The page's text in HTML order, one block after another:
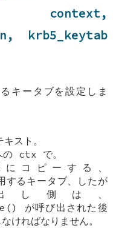
context,
krb5_keytab
キータブを設定しま
スト。
の ctx で。
コピーする、
するキータブ、したが
し側は、
が呼び出された後
ければなりません。